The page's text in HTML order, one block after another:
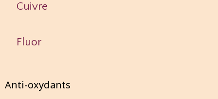
Cuivre
Fluor
Anti-oxydants